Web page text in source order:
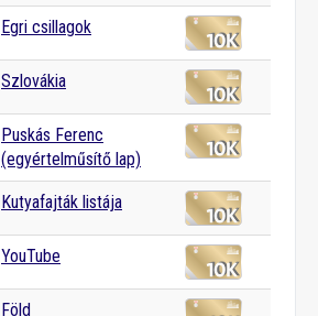
Egri csillagok
Szlovákia
Puskás Ferenc
(egyértelműsítő lap)
Kutyafajták listája
YouTube
Föld